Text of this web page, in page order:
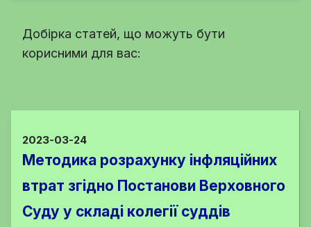
Добірка статей, що можуть бути
корисними для вас:
2023-03-24
Методика розрахунку інфляційних
втрат згідно Постанови Верховного
Суду у складі колегії суддів